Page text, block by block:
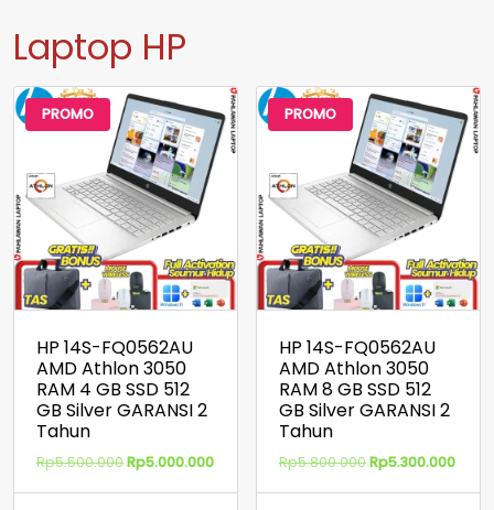
Laptop HP
PROMO
HP 14S-FQ0562AU
AMD Athlon 3050
RAM 4 GB SSD 512
GB Silver GARANSI 2
Tahun
Rp5.500.000Harga
Rp5.000.000Harga
PROMO
HP 14S-FQ0562AU
AMD Athlon 3050
RAM 8 GB SSD 512
GB Silver GARANSI 2
Tahun
Rp5.800.000Harga
Rp5.300.000